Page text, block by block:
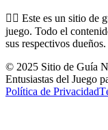
👉🏻 Este es un sitio de
juego. Todo el
sus respectivos dueños.
© 2025 Sitio de Guía
Entusiastas del Juego
Política de Privacidad